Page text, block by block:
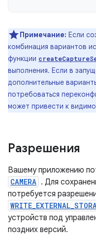
Примечание: Если
комбинация вариантов
функции
выполнения. Если в
дополнительные
потребоваться
может привести к
Разрешения
Вашему приложению
CAMERA . Для
потребуется
устройств под
поздних версий.